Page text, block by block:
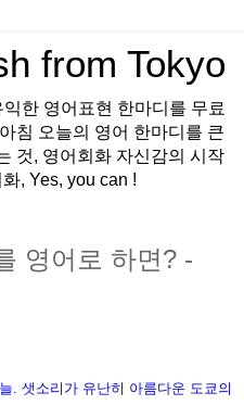
from Tokyo
한 영어표현 한마디를 무료
침 오늘의 영어 한마디를 큰
것, 영어회화 자신감의 시작
, Yes, you can !
영어로 하면? -
. 샛소리가 유난히 아름다운 도쿄의